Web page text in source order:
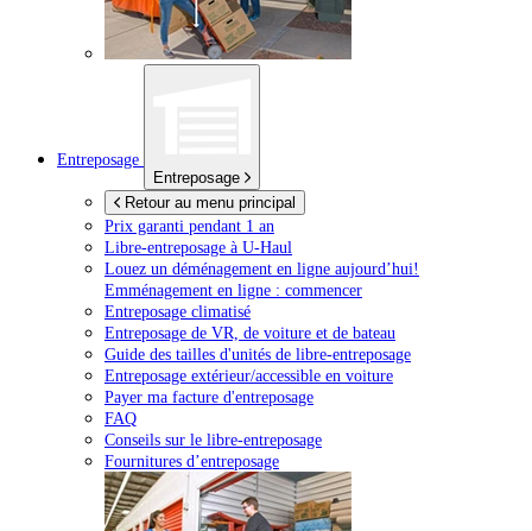
Entreposage
Entreposage
Retour au menu principal
Prix garanti pendant 1 an
Libre-entreposage à U-Haul
Louez un déménagement en ligne aujourd’hui!
Emménagement en ligne : commencer
Entreposage climatisé
Entreposage de VR, de voiture et de bateau
Guide des tailles d'unités de libre-entreposage
Entreposage extérieur/accessible en voiture
Payer ma facture d'entreposage
FAQ
Conseils sur le libre-entreposage
Fournitures d’entreposage